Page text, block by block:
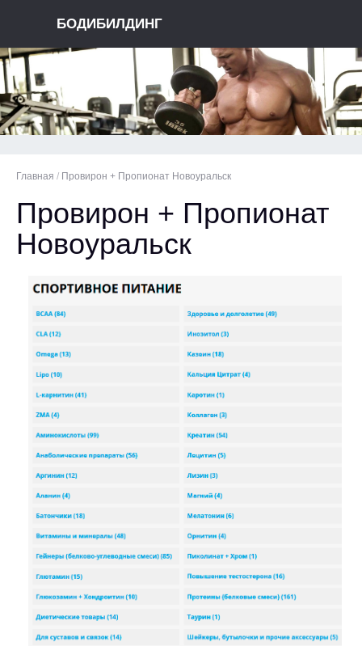
БОДИБИЛДИНГ
Главная / Провирон + Пропионат Новоуральск
Провирон + Пропионат
Новоуральск